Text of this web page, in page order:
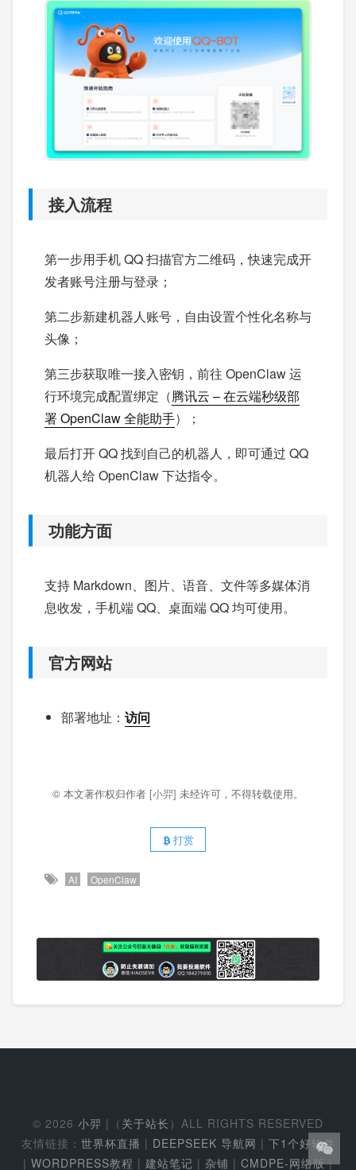
接入流程
第一步用手机 QQ 扫描官方二维码，快速完成开
发者账号注册与登录；
第二步新建机器人账号，自由设置个性化名称与
头像；
第三步获取唯一接入密钥，前往 OpenClaw 运
行环境完成配置绑定（腾讯云 – 在云端秒级部
署 OpenClaw 全能助手）；
最后打开 QQ 找到自己的机器人，即可通过 QQ
机器人给 OpenClaw 下达指令。
功能方面
支持 Markdown、图片、语音、文件等多媒体消
息收发，手机端 QQ、桌面端 QQ 均可使用。
官方网站
部署地址： 访问
© 本文著作权归作者 [小羿] 未经许可，不得转载使用。
打赏
AI OpenClaw
© 2026 小羿 |（ 关于站长 ）ALL RIGHTS RESERVED
友情链接： 世界杯直播 | DEEPSEEK 导航网 | 下1个好软件
| WORDPRESS教程 | 建站笔记 | 杂铺 | CMDPE-网络版|